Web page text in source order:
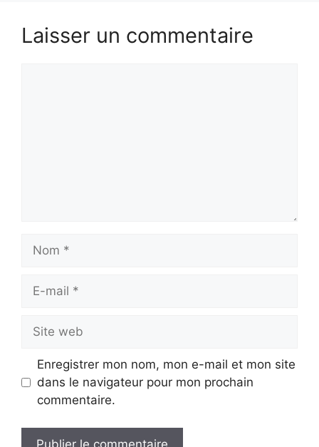
Laisser un commentaire
Nom
Site
web
Enregistrer mon nom, mon e-mail et mon site
dans le navigateur pour mon prochain
commentaire.